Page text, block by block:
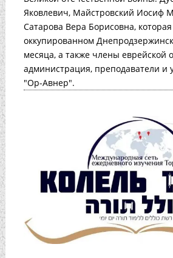
Яковлевич, Майстровский Иосиф
Сатарова Вера Борисовна,
оккупированном
месяца, а также члены еврейской
администрация, преподаватели и
"Ор-Авнер".